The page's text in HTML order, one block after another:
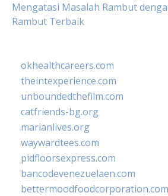
Mengatasi Masalah Rambut
Rambut Terbaik
okhealthcareers.com
theintexperience.com
unboundedthefilm.com
catfriends-bg.org
marianlives.org
waywardtees.com
pidfloorsexpress.com
bancodevenezuelaen.com
bettermoodfoodcorporation.com